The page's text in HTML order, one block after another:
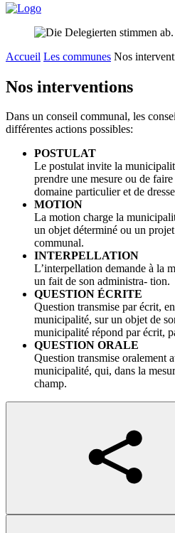
Accueil Les communes Nos
Nos interventions
Dans un conseil communal, les
différentes actions possibles:
POSTULAT
Le postulat invite la
prendre une mesure ou de
domaine particulier et de
MOTION
La motion charge la
un objet déterminé ou un
communal.
INTERPELLATION
L’interpellation demande à la
un fait de son administra- tion.
QUESTION ÉCRITE
Question transmise par écrit,
municipalité, sur un objet de
municipalité répond par écrit,
QUESTION ORALE
Question transmise oralement
municipalité, qui, dans la
champ.